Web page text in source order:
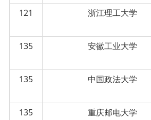
121
浙江理工大学
135
安徽工业大学
135
中国政法大学
135
重庆邮电大学